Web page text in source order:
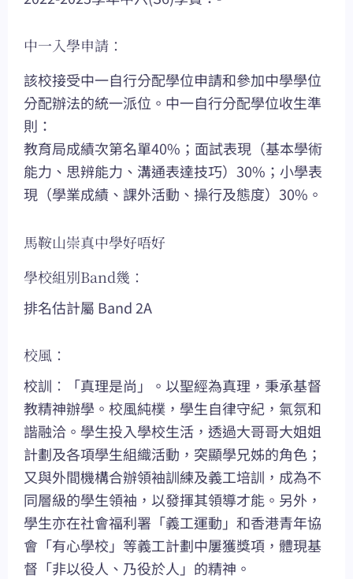
中一入學申請：
該校接受中一自行分配學位申請和參加中學學位
分配辦法的統一派位。中一自行分配學位收生準
則：
教育局成績次第名單40%；面試表現（基本學術
能力、思辨能力、溝通表達技巧）30%；小學表
現（學業成績、課外活動、操行及態度）30%。
馬鞍山崇真中學好唔好
學校組別Band幾：
排名估計屬 Band 2A
校風：
校訓︰「真理是尚」。以聖經為真理，秉承基督
教精神辦學。校風純樸，學生自律守紀，氣氛和
諧融洽。學生投入學校生活，透過大哥哥大姐姐
計劃及各項學生組織活動，突顯學兄姊的角色；
又與外間機構合辦領袖訓練及義工培訓，成為不
同層級的學生領袖，以發揮其領導才能。另外，
學生亦在社會福利署「義工運動」和香港青年協
會「有心學校」等義工計劃中屢獲獎項，體現基
督「非以役人、乃役於人」的精神。